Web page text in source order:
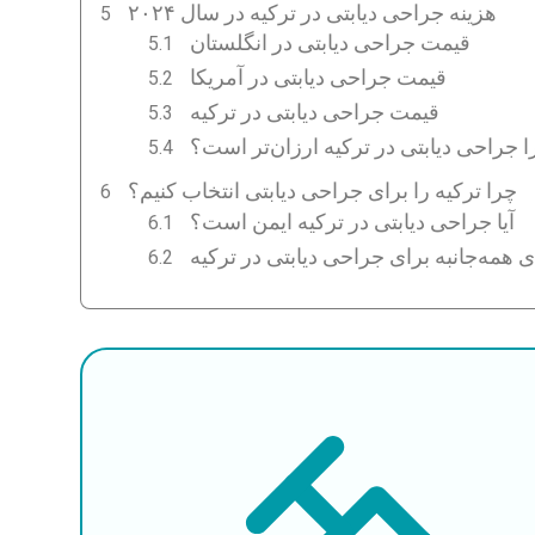
هزینه جراحی دیابتی در ترکیه در سال ۲۰۲۴
قیمت جراحی دیابتی در انگلستان
قیمت جراحی دیابتی در آمریکا
قیمت جراحی دیابتی در ترکیه
جراحی دیابتی در ترکیه ارزان‌تر است؟
چرا ترکیه را برای جراحی دیابتی انتخاب کنیم؟
آیا جراحی دیابتی در ترکیه ایمن است؟
همه‌جانبه برای جراحی دیابتی در ترکیه